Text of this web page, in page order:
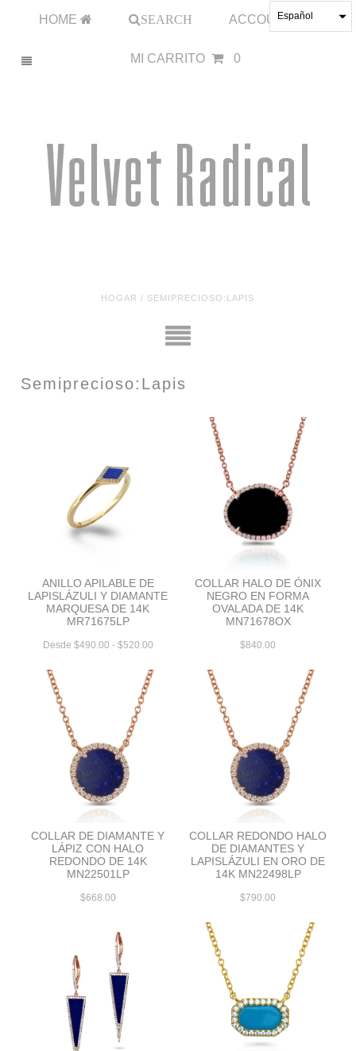
HOME SEARCH ACCOUNT
MI CARRITO 0
HOGAR / SEMIPRECIOSO:LAPIS
Semiprecioso:Lapis
ANILLO APILABLE DE
LAPISLÁZULI Y DIAMANTE
MARQUESA DE 14K
MR71675LP
Desde $490.00 - $520.00
COLLAR HALO DE ÓNIX
NEGRO EN FORMA
OVALADA DE 14K
MN71678OX
$840.00
COLLAR DE DIAMANTE Y
LÁPIZ CON HALO
REDONDO DE 14K
MN22501LP
$668.00
COLLAR REDONDO HALO
DE DIAMANTES Y
LAPISLÁZULI EN ORO DE
14K MN22498LP
$790.00
Español